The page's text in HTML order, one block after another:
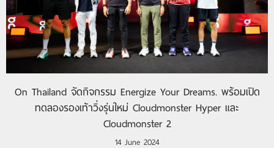
On Thailand จัดกิจกรรม Energize Your Dreams. พร้อมเปิด
ทดลองรองเท้าวิ่งรุ่นใหม่ Cloudmonster Hyper และ
Cloudmonster 2
14 June 2024